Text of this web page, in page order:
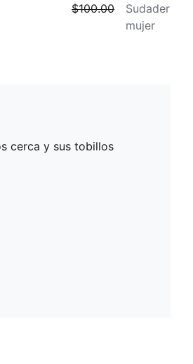
$100.00
Sudadera
mujer
cerca y sus tobillos